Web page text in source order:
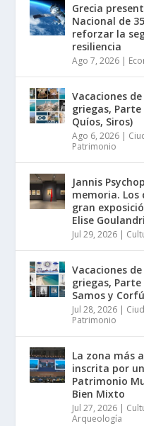
Grecia
Nacional de
reforzar la
resiliencia
Ago 7, 2026 |
Vacaciones
griegas,
Quíos, Siros)
Ago 6, 2026 |
Patrimonio
Jannis
memoria. Los
gran
Elise
Jul 29, 2026 |
Vacaciones
griegas, Parte
Samos y
Jul 28, 2026 |
Patrimonio
La zona más
inscrita por
Patrimonio
Bien Mixto
Jul 27, 2026 |
Arqueología